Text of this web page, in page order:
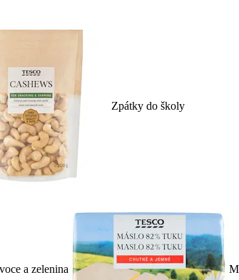
Zpátky do školy
a zelenina